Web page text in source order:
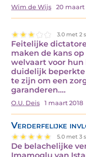
Wim de Wijs 20 maart
3.0 met 2
Feitelijke
maken de kans
welvaart voor
duidelijk
te zijn om een
garanderen.…
O.U. Deis 1 maart 2018
Verderfelijke
5.0 met 3
De belachelijke